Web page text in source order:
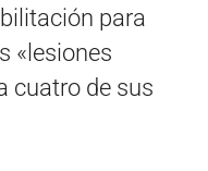
para
«lesiones
cuatro de sus